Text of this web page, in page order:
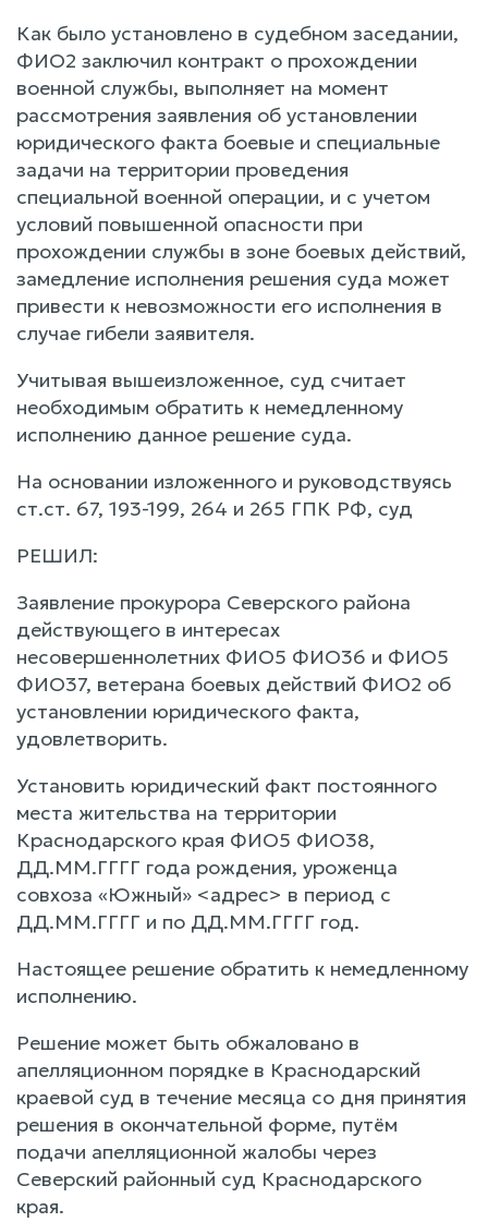
Как было установлено в судебном заседании,
ФИО2 заключил контракт о прохождении
военной службы, выполняет на момент
рассмотрения заявления об установлении
юридического факта боевые и специальные
задачи на территории проведения
специальной военной операции, и с учетом
условий повышенной опасности при
прохождении службы в зоне боевых действий,
замедление исполнения решения суда может
привести к невозможности его исполнения в
случае гибели заявителя.
Учитывая вышеизложенное, суд считает
необходимым обратить к немедленному
исполнению данное решение суда.
На основании изложенного и руководствуясь
ст.ст. 67, 193-199, 264 и 265 ГПК РФ, суд
РЕШИЛ:
Заявление прокурора Северского района
действующего в интересах
несовершеннолетних ФИО5 ФИО36 и ФИО5
ФИО37, ветерана боевых действий ФИО2 об
установлении юридического факта,
удовлетворить.
Установить юридический факт постоянного
места жительства на территории
Краснодарского края ФИО5 ФИО38,
ДД.ММ.ГГГГ года рождения, уроженца
совхоза «Южный» <адрес> в период с
ДД.ММ.ГГГГ и по ДД.ММ.ГГГГ год.
Настоящее решение обратить к немедленному
исполнению.
Решение может быть обжаловано в
апелляционном порядке в Краснодарский
краевой суд в течение месяца со дня принятия
решения в окончательной форме, путём
подачи апелляционной жалобы через
Северский районный суд Краснодарского
края.